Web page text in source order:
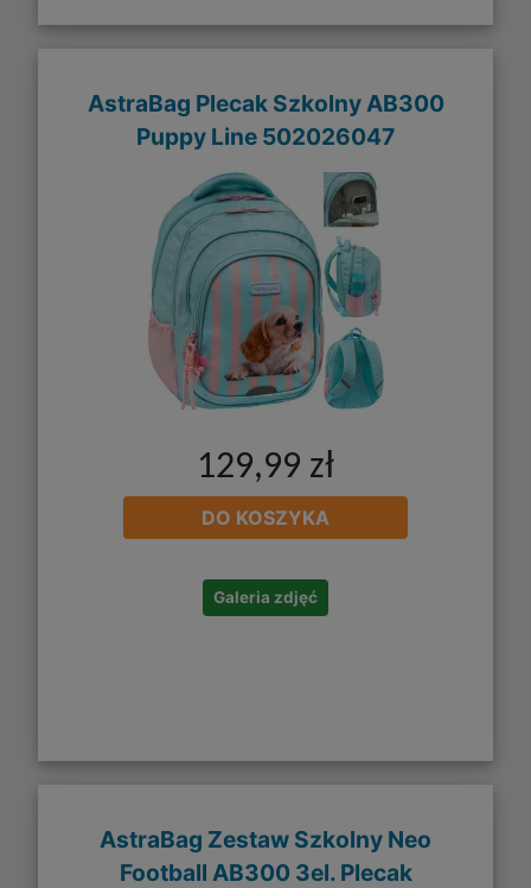
AstraBag Plecak Szkolny AB300
Puppy Line 502026047
129,99 zł
DO KOSZYKA
Galeria zdjęć
AstraBag Zestaw Szkolny Neo
Football AB300 3el. Plecak